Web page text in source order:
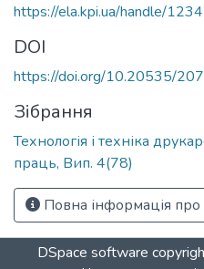
https://ela.kpi.ua/handle/
DOI
https://doi.org/10.20535/
Зібрання
Технологія і техніка
праць, Вип. 4(78)
Повна інформація
DSpace software